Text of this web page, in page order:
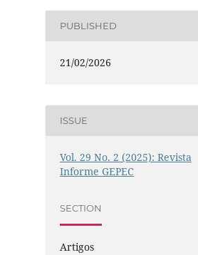
PUBLISHED
21/02/2026
ISSUE
Vol. 29 No. 2 (2025): Revista
Informe GEPEC
SECTION
Artigos